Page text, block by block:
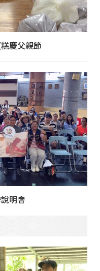
慶父親節
明會